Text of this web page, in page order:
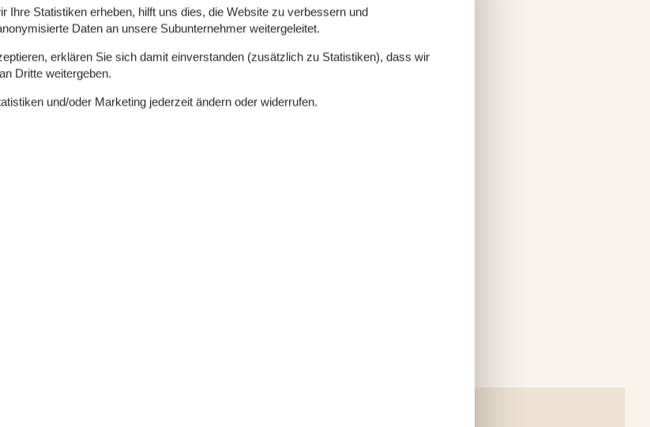
Sie lieber Fische mögen, versuchen
fangen.
ideale Unterkunft.
das ganze Jahr über · pro
Ihre Statistiken erheben, hilft uns dies, die Website zu verbessern und
Daten an unsere Subunternehmer weitergeleitet.
erklären Sie sich damit einverstanden (zusätzlich zu Statistiken), dass wir
Dritte weitergeben.
und/oder Marketing jederzeit ändern oder widerrufen.